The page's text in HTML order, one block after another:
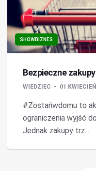
SHOWBIZNES
Bezpieczne
WIEDZIEC 01
#Zostańwdomu to
ograniczenia wyjść
Jednak zakupy trz...